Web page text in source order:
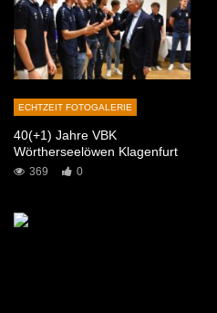
ECHTZEIT FOTOGALERIE
40(+1) Jahre VBK
Wörtherseelöwen Klagenfurt
369 0